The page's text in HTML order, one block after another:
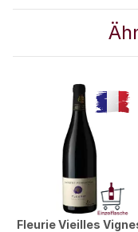
Fleurie Vieilles